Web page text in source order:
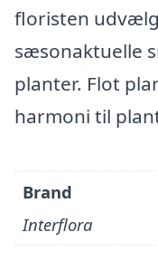
floristen
sæsonaktuelle
planter. Flot
harmoni til
Brand
Interflora